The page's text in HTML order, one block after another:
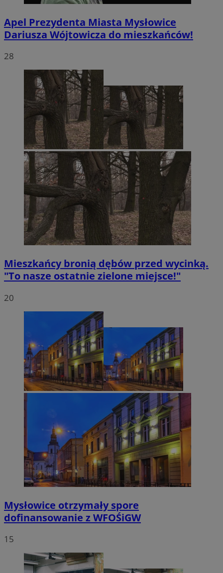
Apel Prezydenta Miasta Mysłowice
Dariusza Wójtowicza do mieszkańców!
28
Mieszkańcy bronią dębów przed wycinką.
"To nasze ostatnie zielone miejsce!"
20
Mysłowice otrzymały spore
dofinansowanie z WFOŚiGW
15